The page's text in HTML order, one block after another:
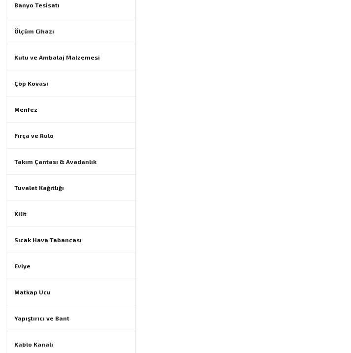
Banyo Tesisatı
Ölçüm Cihazı
Kutu ve Ambalaj Malzemesi
Çöp Kovası
Menfez
Fırça ve Rulo
Takım Çantası & Avadanlık
Tuvalet Kağıtlığı
Kilit
Sıcak Hava Tabancası
Eviye
Matkap Ucu
Yapıştırıcı ve Bant
Kablo Kanalı